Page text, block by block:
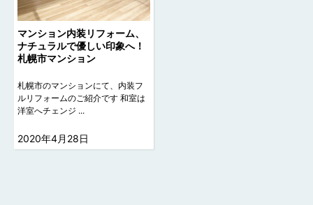
マンション内装リフォーム、
ナチュラルで優しい印象へ！
札幌市マンション
札幌市のマンションにて、内装フ
ルリフォームのご紹介です 和室は
洋室へチェンジ ...
2020年4月28日